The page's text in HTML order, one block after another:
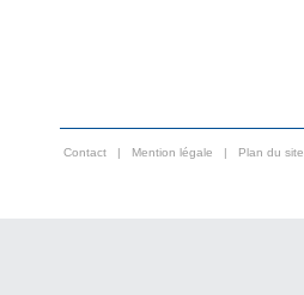
Contact | Mention légale | Plan du site